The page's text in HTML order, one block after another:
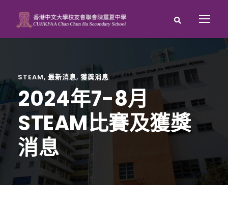
STEAM, 最新消息, 獲獎消息
2024年7-8月
STEAM比賽及獲獎
消息